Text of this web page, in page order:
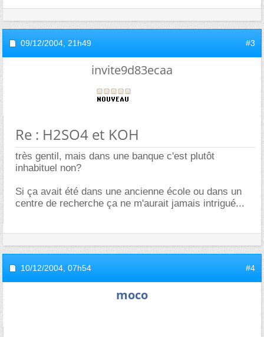
09/12/2004, 21h49 #3
invite9d83ecaa
Re : H2SO4 et KOH
très gentil, mais dans une banque c'est plutôt
inhabituel non?
Si ça avait été dans une ancienne école ou dans un
centre de recherche ça ne m'aurait jamais intrigué...
10/12/2004, 07h54 #4
moco